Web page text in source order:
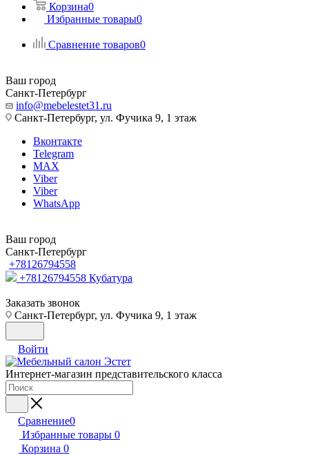
Корзина0
Избранные товары0
Сравнение товаров0
Ваш город
Санкт-Петербург
info@mebelestet31.ru
Санкт-Петербург, ул. Фучика 9, 1 этаж
Вконтакте
Telegram
MAX
Viber
Viber
WhatsApp
Ваш город
Санкт-Петербург
+78126794558
+78126794558 Кубатура
Заказать звонок
Санкт-Петербург, ул. Фучика 9, 1 этаж
Войти
Интернет-магазин представительского класса
Сравнение0
Избранные товары 0
Корзина 0